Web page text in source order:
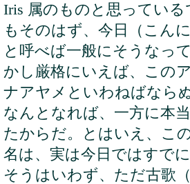
Iris 属のものと思ってい
もそのはず、今日（こん
と呼べば一般にそうなっ
かし厳格にいえば、この
ナアヤメといわねばなら
なんとなれば、一方に本
たからだ。とはいえ、こ
名は、実は今日ではすで
そうはいわず、ただ古歌